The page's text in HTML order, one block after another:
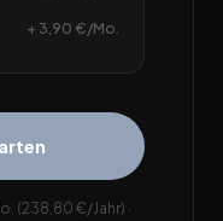
+ 3,90 €/Mo.
(238,80 €/Jahr) ·